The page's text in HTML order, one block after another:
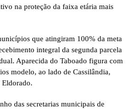
na proteção da faixa etária mais
que atingiram 100% da meta
integral da segunda parcela
Aparecida do Taboado figura com
modelo, ao lado de Cassilândia,
das secretarias municipais de